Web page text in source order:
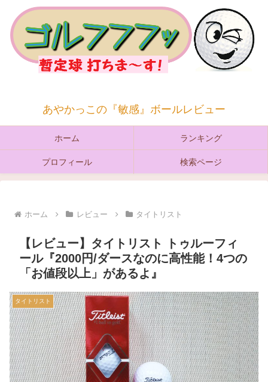
あやかっこの『敏感』ボールレビュー
ホーム ランキング
プロフィール 検索ページ
ホーム レビュー タイトリスト
【レビュー】タイトリスト トゥルーフィ
ール『2000円/ダースなのに高性能！4つの
「お値段以上」があるよ』
タイトリスト